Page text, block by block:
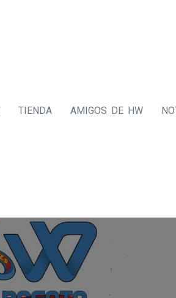
TIENDA AMIGOS DE HW